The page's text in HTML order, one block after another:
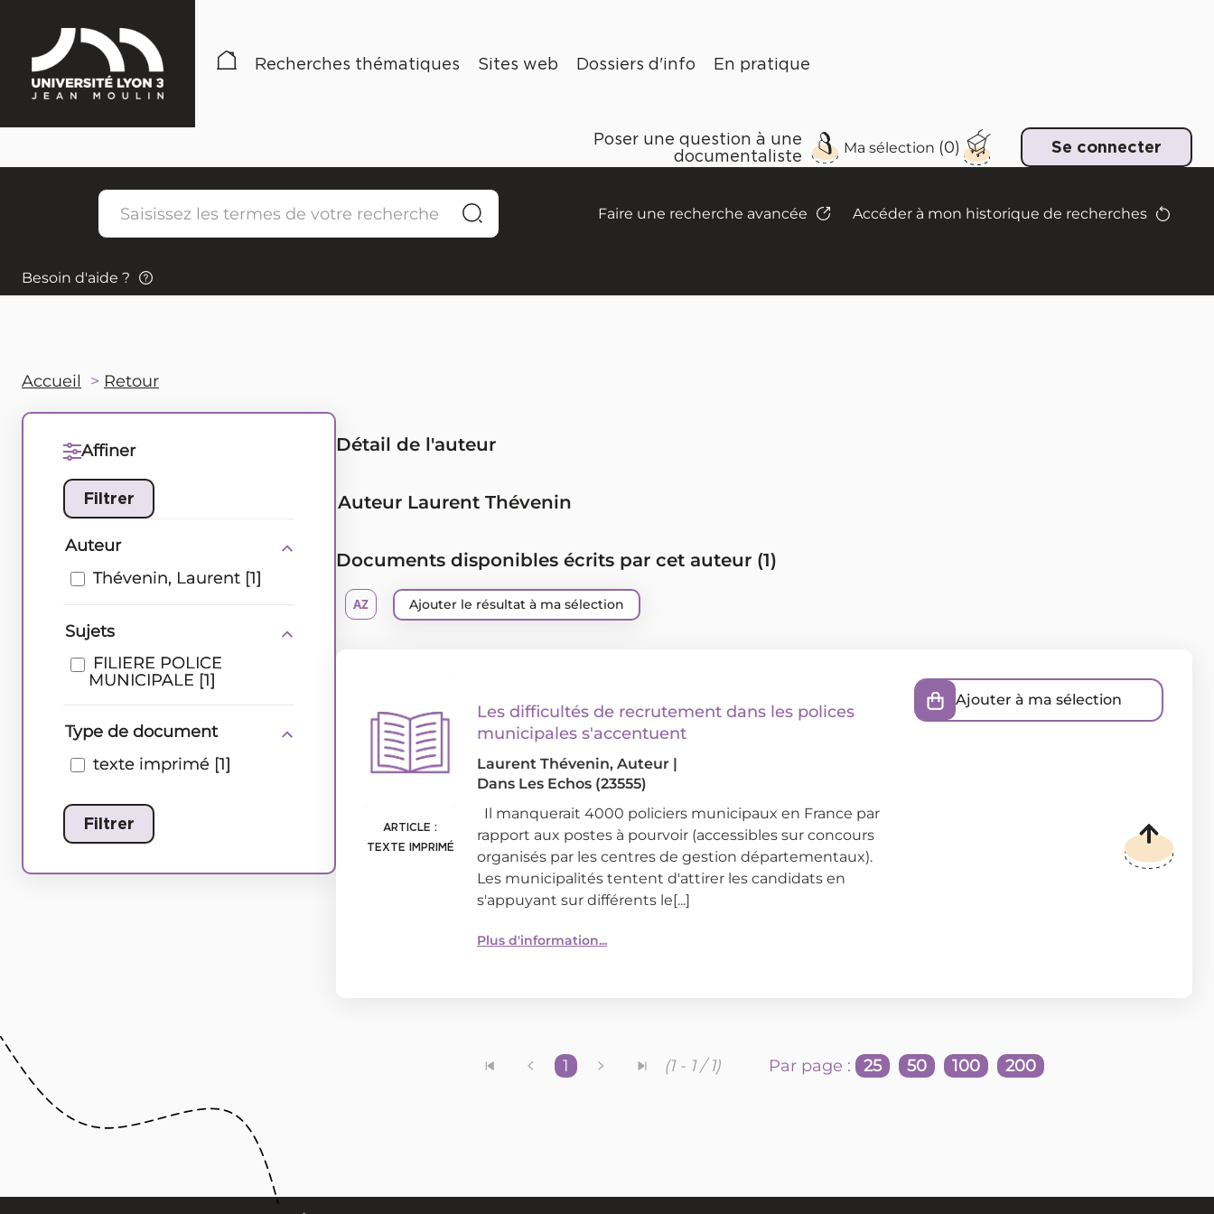
Recherches thématiques Sites web Dossiers d'info En pratique
Poser une question à une
documentaliste
Se connecter
Faire une recherche avancée Accéder à mon historique de recherches
Besoin d'aide ?
Accueil Retour
Affiner
Auteur
Thévenin, Laurent [1]
Sujets
Type de document
Détail de l'auteur
Auteur Laurent Thévenin
Documents disponibles écrits par cet auteur (1)
Ajouter le résultat à ma sélection
ARTICLE :
TEXTE IMPRIMÉ
Les difficultés de recrutement dans les polices
municipales s'accentuent
Laurent Thévenin, Auteur |
Dans Les Echos (23555)
Il manquerait 4000 policiers municipaux en France par
rapport aux postes à pourvoir (accessibles sur concours
organisés par les centres de gestion départementaux).
Les municipalités tentent d'attirer les candidats en
s'appuyant sur différents le[...]
Plus d'information...
Ajouter à ma sélection
1 (1 - 1 / 1) Par page : 25 50 100 200